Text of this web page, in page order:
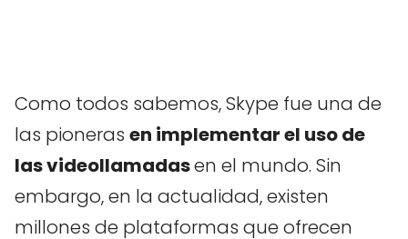
Como todos sabemos, Skype fue una de
las pioneras en implementar el uso de
las videollamadasen el mundo. Sin
embargo, en la actualidad, existen
millones de plataformas que ofrecen